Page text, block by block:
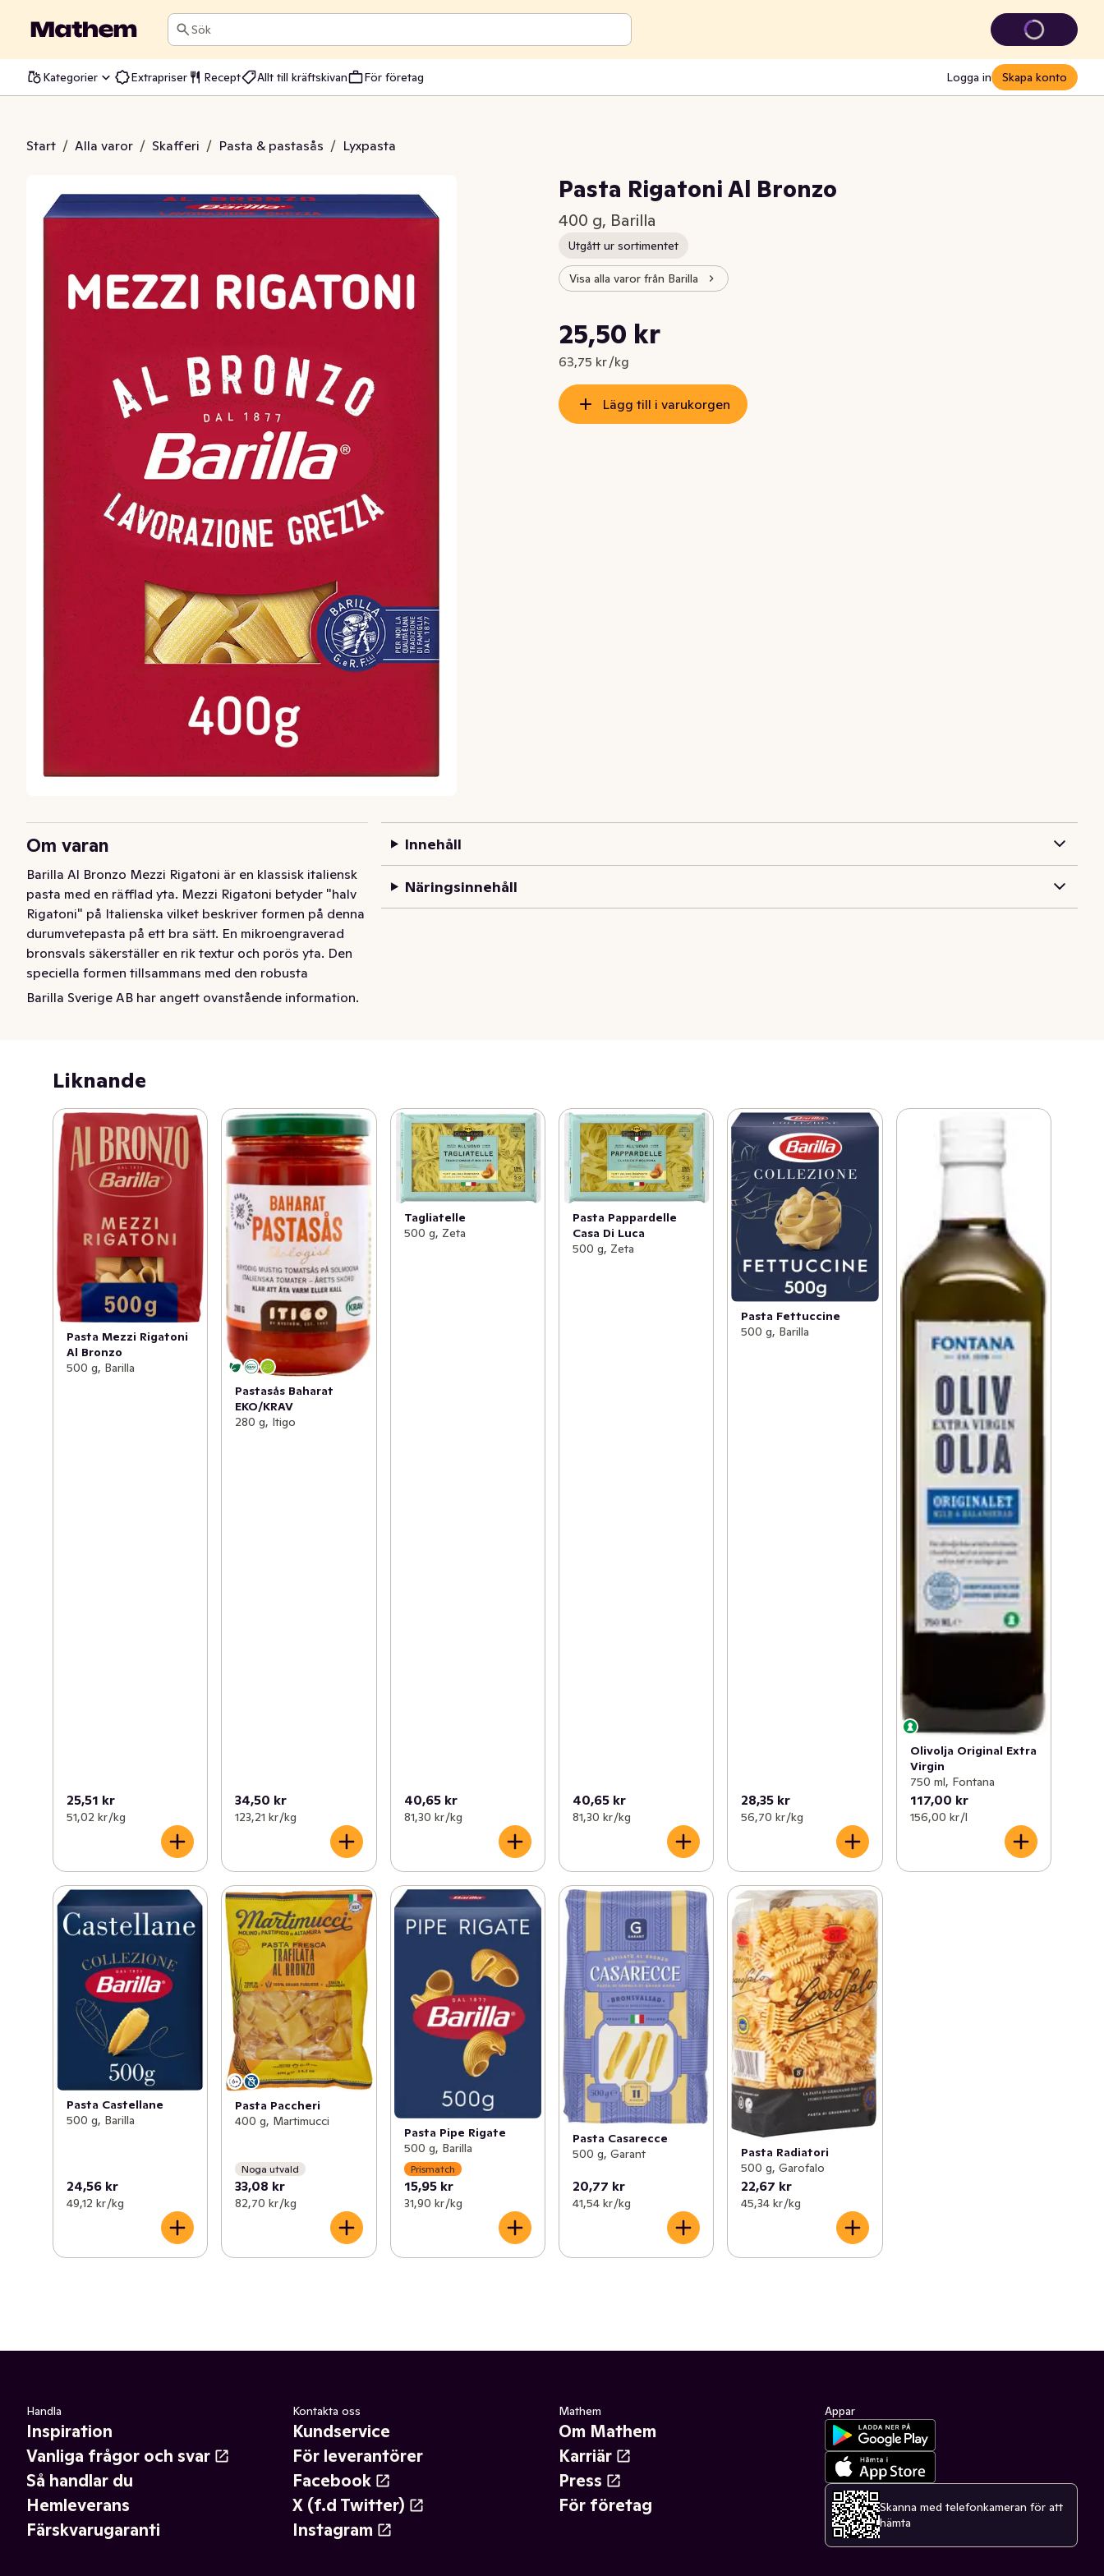
Sök
Kategorier Extrapriser Recept Allt till kräftskivan För företag Logga in Skapa konto
Start / Alla varor / Skafferi / Pasta & pastasås / Lyxpasta
Al Bronzo
Pasta Rigatoni Al Bronzo
400 g, Barilla
Utgått ur sortimentet
Visa alla varor från Barilla
Nuvarande pris är: 25,50 kr
25,50 kr
63,75 kr /kg
Styckpris: 63,75 kr /kg
Lägg till i varukorgen
Om varan
Barilla Al Bronzo Mezzi Rigatoni är en klassisk italiensk
pasta med en räfflad yta. Mezzi Rigatoni betyder "halv
Rigatoni" på Italienska vilket beskriver formen på denna
durumvetepasta på ett bra sätt. En mikroengraverad
bronsvals säkerställer en rik textur och porös yta. Den
speciella formen tillsammans med den robusta
karaktären hjälper till att binda vilken sås som helst - för
Rigatoni" på Italienska vilket beskriver formen på denna
bronsvals säkerställer en rik textur och porös yta. Den
speciella formen tillsammans med den robusta
karaktären hjälper till att binda vilken sås som helst - för
en smakfull upplevelse.
Barilla Sverige AB har angett ovanstående information.
Innehåll
Näringsinnehåll
Liknande
Pasta Mezzi Rigatoni
Al Bronzo
500 g, Barilla
25,51 kr
51,02 kr /kg
Pastasås Baharat
EKO/KRAV
280 g, Itigo
34,50 kr
123,21 kr /kg
Tagliatelle
500 g, Zeta
40,65 kr
81,30 kr /kg
Pasta Pappardelle
Casa Di Luca
500 g, Zeta
40,65 kr
81,30 kr /kg
Pasta Fettuccine
500 g, Barilla
28,35 kr
56,70 kr /kg
Olivolja Original Extra
Virgin
750 ml, Fontana
117,00 kr
156,00 kr /l
Pasta Castellane
500 g, Barilla
24,56 kr
49,12 kr /kg
Pasta Paccheri
400 g, Martimucci
Noga utvald
33,08 kr
82,70 kr /kg
Pasta Pipe Rigate
500 g, Barilla
Prismatch
15,95 kr
31,90 kr /kg
Pasta Casarecce
500 g, Garant
20,77 kr
41,54 kr /kg
Pasta Radiatori
500 g, Garofalo
22,67 kr
45,34 kr /kg
Handla
Inspiration
Vanliga frågor och svar
Så handlar du
Hemleverans
Färskvarugaranti
Kontakta oss
Kundservice
För leverantörer
Facebook
X (f.d Twitter)
Instagram
Mathem
Om Mathem
Karriär
Press
För företag
Appar
Skanna med telefonkameran för att
hämta